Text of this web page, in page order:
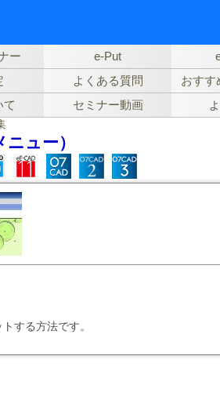
ー e-Put
よくある質問 おす
て セミナー動画
ュー）
する方法です。